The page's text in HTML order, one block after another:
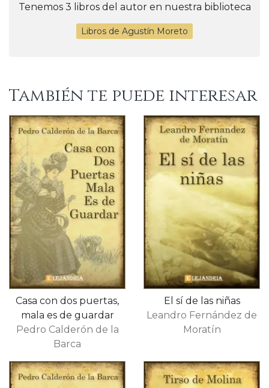
Tenemos 3 libros del autor en nuestra biblioteca
Libros de Agustín Moreto
También te puede interesar
Casa con dos puertas,
mala es de guardar
Pedro Calderón de la
Barca
El sí de las niñas
Leandro Fernández de
Moratín